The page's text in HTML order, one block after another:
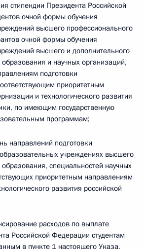
стипендии Президента Российской
очной формы обучения
высшего профессионального
очной формы обучения
высшего и дополнительного
и научных организаций,
подготовки
приоритетным
и технологического развития
по имеющим государственную
программам;
направлений подготовки
учреждениях высшего
специальностей научных
приоритетным направлениям
развития российской
расходов по выплате
Российской Федерации студентам
в пункте 1 настоящего Указа,